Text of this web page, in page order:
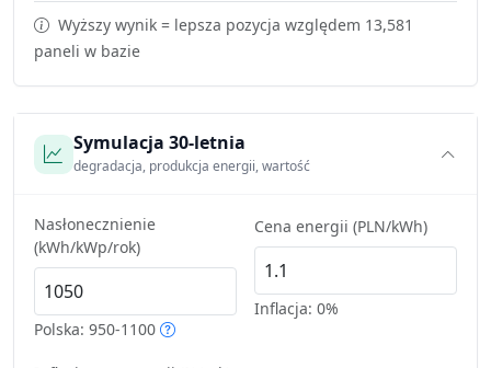
Wyższy wynik = lepsza pozycja względem 13,581
paneli w bazie
Symulacja 30-letnia
degradacja, produkcja energii, wartość
Nasłonecznienie
(kWh/kWp/rok)
Polska: 950-1100
Cena energii (PLN/kWh)
Inflacja: 0%